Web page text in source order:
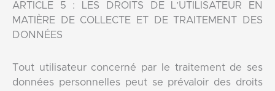
ARTICLE 5 : LES DROITS DE L’UTILISATEUR EN
MATIÈRE DE COLLECTE ET DE TRAITEMENT DES
DONNÉES
Tout utilisateur concerné par le traitement de ses
données personnelles peut se prévaloir des droits